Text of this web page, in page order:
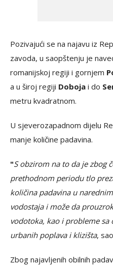
Pozivajući se na najavu iz
zavoda, u saopštenju je
romanijskoj regiji i gornjem
a u široj regiji Doboja i do
metru kvadratnom.
U sjeverozapadnom dijelu
manje količine padavina.
"S obzirom na to da je zbog
prethodnom periodu tlo
količina padavina u
vodostaja i može da
vodotoka, kao i probleme
urbanih poplava i klizišta,
Zbog najavljenih obilnih